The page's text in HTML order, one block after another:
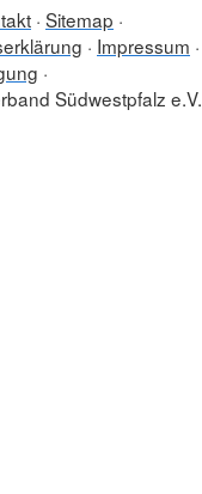
Sitemap
Impressum
Südwestpfalz e.V.